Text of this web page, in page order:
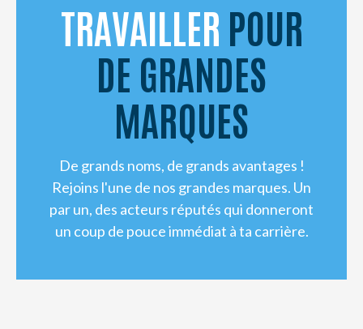
EN
TRAVAILLER POUR
DE GRANDES
MARQUES
De grands noms, de grands avantages !
Rejoins l'une de nos grandes marques. Un
par un, des acteurs réputés qui donneront
un coup de pouce immédiat à ta carrière.